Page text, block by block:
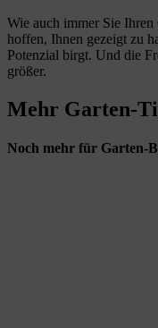
Wie auch immer Sie
hoffen, Ihnen gezeigt zu
Potenzial birgt. Und die
größer.
Mehr Garten-
Noch mehr für Garten-